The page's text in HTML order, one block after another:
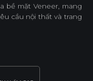
bề mặt Veneer, mang
cầu nội thất và trang